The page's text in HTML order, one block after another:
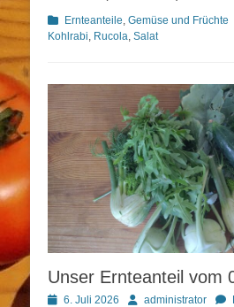
Kategorien
Ernteanteile Gemüse und Früchte
Kohlrabi Rucola Salat
Unser Ernteanteil vom
Posted6. Juli 2026 Autoradministrator